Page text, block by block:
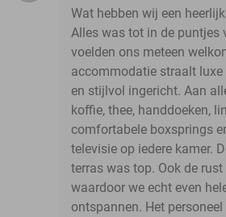
Wat hebben wij een
Alles was tot in de puntjes
voelden ons meteen
accommodatie straalt
en stijlvol ingericht. Aan
koffie, thee, handdoeken,
comfortabele boxsprings
televisie op iedere kamer.
terras was top. Ook de
waardoor we echt even
ontspannen. Het